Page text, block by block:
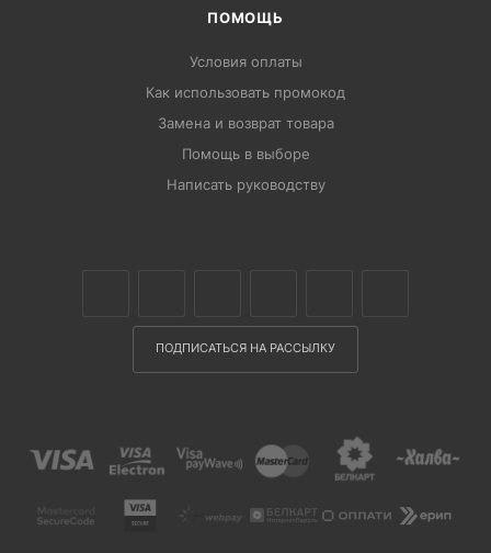
ПОМОЩЬ
Условия оплаты
Как использовать промокод
Замена и возврат товара
Помощь в выборе
Написать руководству
ПОДПИСАТЬСЯ НА РАССЫЛКУ